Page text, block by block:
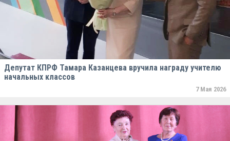
Депутат КПРФ Тамара Казанцева вручила награду учителю
начальных классов
7 Мая 2026